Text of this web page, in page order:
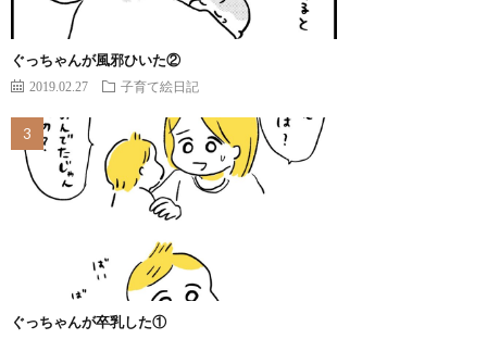
ぐっちゃんが風邪ひいた②
2019.02.27 子育て絵日記
ぐっちゃんが卒乳した①